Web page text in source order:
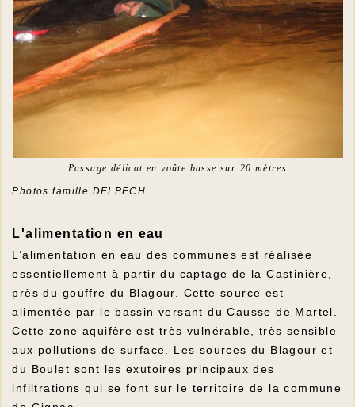
Passage délicat en voûte basse sur 20 mètres
Photos famille DELPECH
L'alimentation en eau
L’alimentation en eau des communes est réalisée
essentiellement à partir du captage de la Castinière,
près du gouffre du Blagour. Cette source est
alimentée par le bassin versant du Causse de Martel.
Cette zone aquifère est très vulnérable, très sensible
aux pollutions de surface. Les sources du Blagour et
du Boulet sont les exutoires principaux des
infiltrations qui se font sur le territoire de la commune